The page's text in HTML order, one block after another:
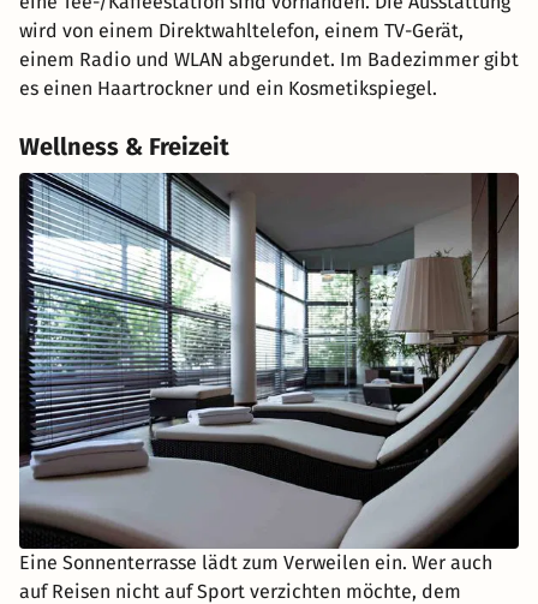
wird von einem Direktwahltelefon, einem TV-Gerät,
einem Radio und WLAN abgerundet. Im Badezimmer gibt
es einen Haartrockner und ein Kosmetikspiegel.
Wellness & Freizeit
Eine Sonnenterrasse lädt zum Verweilen ein. Wer auch
auf Reisen nicht auf Sport verzichten möchte, dem